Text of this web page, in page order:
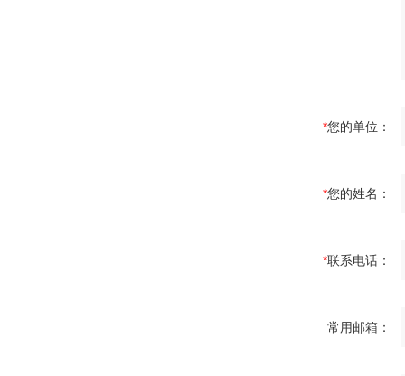
*您的单位：
*您的姓名：
*联系电话：
常用邮箱：